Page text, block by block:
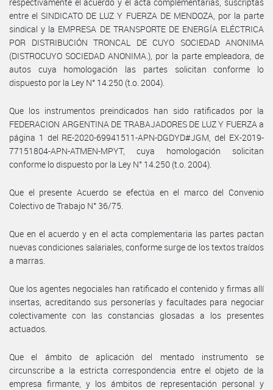
entre el SINDICATO DE LUZ Y FUERZA DE MENDOZA, por la parte
sindical y la EMPRESA DE TRANSPORTE DE ENERGÍA ELÉCTRICA
POR DISTRIBUCIÓN TRONCAL DE CUYO SOCIEDAD ANONIMA
(DISTROCUYO SOCIEDAD ANONIMA.), por la parte empleadora, de
autos cuya homologación las partes solicitan conforme lo
dispuesto por la Ley N° 14.250 (t.o. 2004).
Que los instrumentos preindicados han sido ratificados por la
FEDERACION ARGENTINA DE TRABAJADORES DE LUZ Y FUERZA a
página 1 del RE-2020-69941511-APN-DGDYD#JGM, del EX-2019-
77151804-APN-ATMEN-MPYT, cuya homologación solicitan
conforme lo dispuesto por la Ley N° 14.250 (t.o. 2004).
Que el presente Acuerdo se efectúa en el marco del Convenio
Colectivo de Trabajo N° 36/75.
Que en el acuerdo y en el acta complementaria las partes pactan
nuevas condiciones salariales, conforme surge de los textos traídos
a marras.
Que los agentes negociales han ratificado el contenido y firmas allí
insertas, acreditando sus personerías y facultades para negociar
colectivamente con las constancias glosadas a los presentes
actuados.
Que el ámbito de aplicación del mentado instrumento se
circunscribe a la estricta correspondencia entre el objeto de la
empresa firmante, y los ámbitos de representación personal y